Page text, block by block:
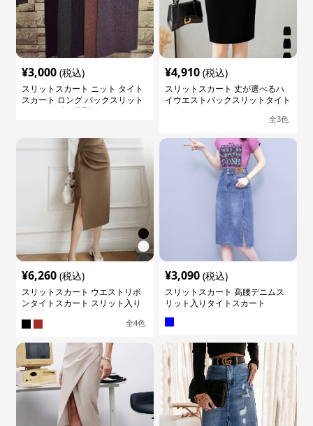
¥3,000 (税込)
スリットスカート ニット タイト
スカート ロング バックスリット
ウエストゴム 体型カバー
¥4,910 (税込)
スリットスカート 丈が選べるハ
イウエストバックスリットタイト
全3色
¥6,260 (税込)
スリットスカート ウエストリボ
ンタイトスカート スリット入り
膝下丈
全4色
¥3,090 (税込)
スリットスカート 高腰デニムス
リット入りタイトスカート